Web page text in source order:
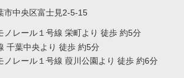
市中央区富士見2-5-15
ノレール１号線 栄町より 徒歩 約5分
千葉中央より 徒歩 約5分
ノレール１号線 葭川公園より 徒歩 約6分